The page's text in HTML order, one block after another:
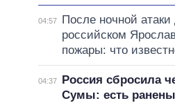
04:57
После ночной атаки
российском
пожары: что
04:37
Россия сбросила
Сумы: есть